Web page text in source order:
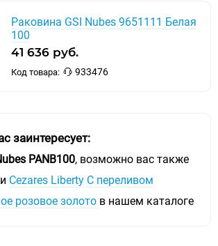
Раковина GSI Nubes 9651111 Белая
100
41 636 руб.
Код товара: 933476
заинтересует:
PANB100, возможно вас также
Cezares Liberty С переливом
розовое золото в нашем каталоге